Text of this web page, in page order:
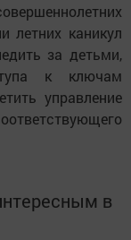
летних каникул
за детьми,
к ключам
управление
в